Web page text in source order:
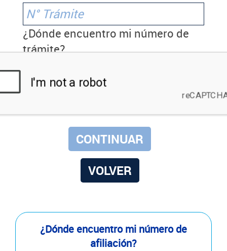
¿Dónde encuentro mi número de
trámite?
VOLVER
¿Dónde encuentro mi número de
afiliación?